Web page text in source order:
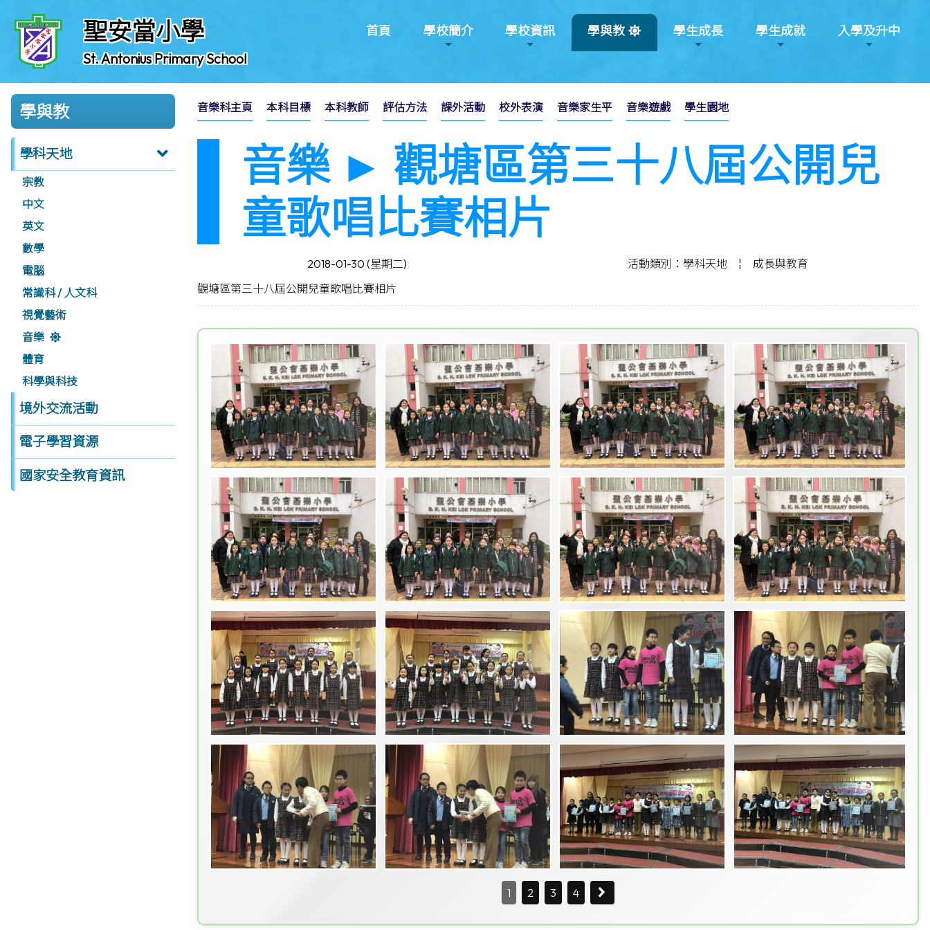
聖安當小學
St. Antonius Primary School
首頁 學校簡介 學校資訊 學與教 學生成長 學生成就 入學及升中
學與教
學科天地
宗教
中文
英文
數學
電腦
常識科 / 人文科
視覺藝術
音樂
體育
科學與科技
境外交流活動
電子學習資源
國家安全教育資訊
音樂科主頁 本科目標 本科教師 評估方法 課外活動 校外表演 音樂家生平 音樂遊戲 學生園地
音樂 ► 觀塘區第三十八屆公開兒
童歌唱比賽相片
2018-01-30 (星期二) 活動類別：學科天地 ¦
成長與教育
觀塘區第三十八屆公開兒童歌唱比賽相片
1 2 3 4